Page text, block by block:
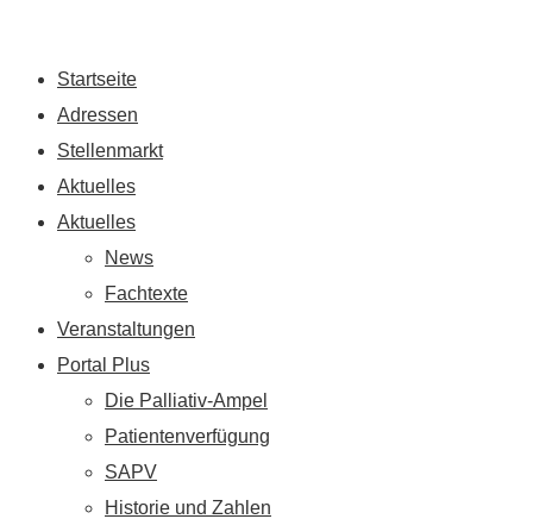
Startseite
Adressen
Stellenmarkt
Aktuelles
Aktuelles
News
Fachtexte
Veranstaltungen
Portal Plus
Die Palliativ-Ampel
Patientenverfügung
SAPV
Historie und Zahlen